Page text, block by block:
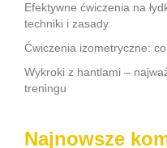
Efektywne ćwiczenia na
techniki i zasady
Ćwiczenia izometryczne:
Wykroki z hantlami –
treningu
Najnowsze